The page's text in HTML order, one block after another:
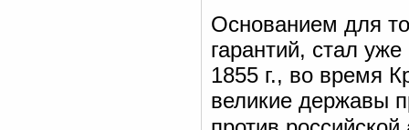
Основанием для
гарантий, стал
1855 г., во время
великие державы